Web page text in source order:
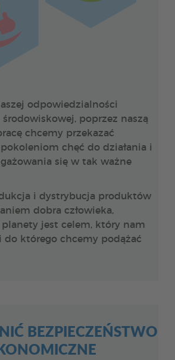
odpowiedzialności
środowiskowej, poprzez naszą
chcemy przekazać
chęć do działania i
się w tak ważne
i dystrybucja produktów
dobra człowieka,
planety jest celem, który nam
do którego chcemy podążać
BEZPIECZEŃSTWO